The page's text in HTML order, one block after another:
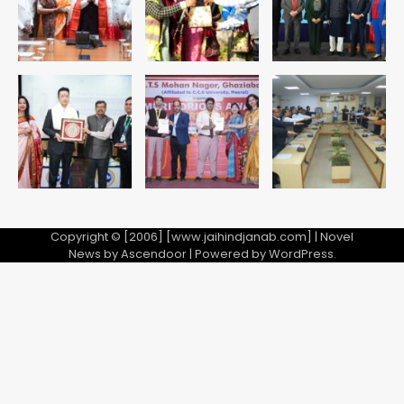
4
5
सुदर्शन शक्ति-वी अभ्यास में मॉक आॅपरेशन
Team JHJ
Copyright © [2006] [www.jaihindjanab.com] | Novel
News byAscendoor| Powered byWordPress.